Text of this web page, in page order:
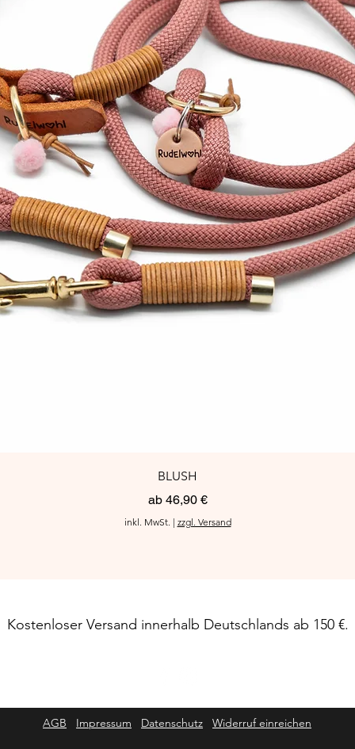
BLUSH
ab 46,90 €
Sale-Preis
inkl. MwSt. | zzgl. Versand
Kostenloser Versand innerhalb Deutschlands ab 150 €.
AGB Impressum Datenschutz Widerruf einreichen